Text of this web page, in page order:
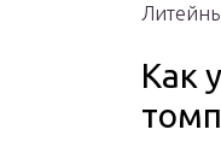
Как